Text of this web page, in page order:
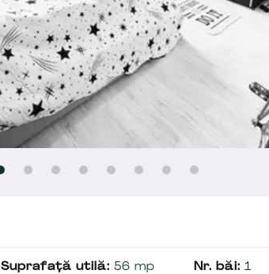
Suprafață utilă: 56 mp Nr. băi: 1